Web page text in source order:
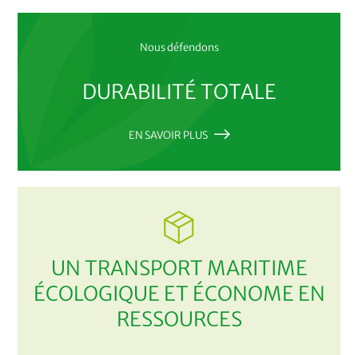
Nous défendons
DURABILITÉ TOTALE
EN SAVOIR PLUS
UN TRANSPORT MARITIME
ÉCOLOGIQUE ET ÉCONOME EN
RESSOURCES